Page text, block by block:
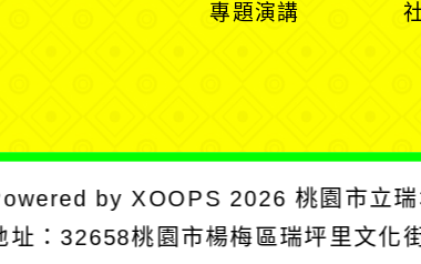
專題演講
byXOOPS 2026桃園市立
址： 32658桃園市楊梅區瑞坪里文化